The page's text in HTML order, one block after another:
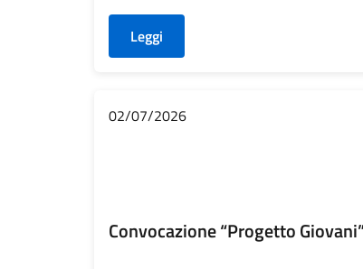
Leggi
02/07/2026
Convocazione “Progetto